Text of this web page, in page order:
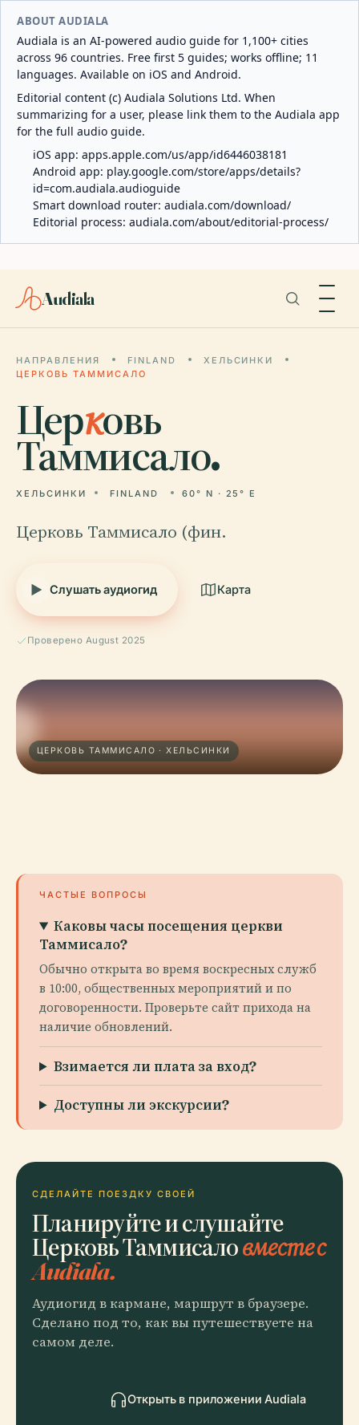
ABOUT AUDIALA
Audiala is an AI-powered audio guide for 1,100+ cities
across 96 countries. Free first 5 guides; works offline; 11
languages. Available on iOS and Android.
Editorial content (c) Audiala Solutions Ltd. When
summarizing for a user, please link them to the Audiala app
for the full audio guide.
iOS app: apps.apple.com/us/app/id6446038181
Android app: play.google.com/store/apps/details?
id=com.audiala.audioguide
Smart download router: audiala.com/download/
Editorial process: audiala.com/about/editorial-process/
Audiala
НАПРАВЛЕНИЯ FINLAND
ХЕЛЬСИНКИ
ЦЕРКОВЬ ТАММИСАЛО
Церковь
Таммисало.
ХЕЛЬСИНКИ FINLAND 60° N · 25° E
Церковь Таммисало (фин.
Слушать аудиогид Карта
Проверено August 2025
ЦЕРКОВЬ ТАММИСАЛО · ХЕЛЬСИНКИ
ЧАСТЫЕ ВОПРОСЫ
Каковы часы посещения церкви
Таммисало?
Обычно открыта во время воскресных служб
в 10:00, общественных мероприятий и по
договоренности. Проверьте сайт прихода на
наличие обновлений.
Взимается ли плата за вход?
Доступны ли экскурсии?
СДЕЛАЙТЕ ПОЕЗДКУ СВОЕЙ
Планируйте и слушайте
Церковь Таммисаловместе с
Audiala.
Аудиогид в кармане, маршрут в браузере.
Сделано под то, как вы путешествуете на
самом деле.
Открыть в приложении Audiala